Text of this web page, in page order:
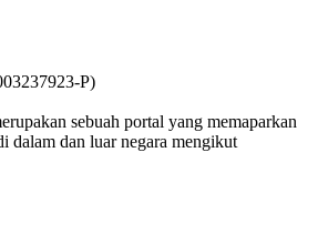
P)
sebuah portal yang memaparkan
dalam dan luar negara mengikut